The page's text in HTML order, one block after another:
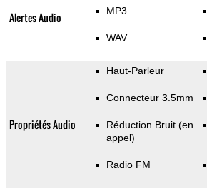
Alertes Audio MP3
WAV
Propriétés Audio
Haut-Parleur
Connecteur 3.5mm
Réduction Bruit (en
appel)
Radio FM